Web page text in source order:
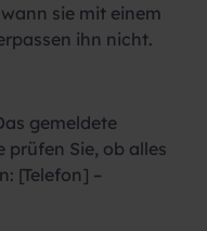
sie mit einem
ihn nicht.
gemeldete
prüfen Sie, ob alles
[Telefon] –